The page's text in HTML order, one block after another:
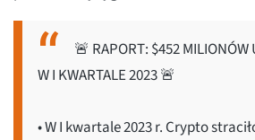
🚨 RAPORT: $452 MILIONÓW
W I KWARTALE 2023 🚨
• W I kwartale 2023 r. Crypto